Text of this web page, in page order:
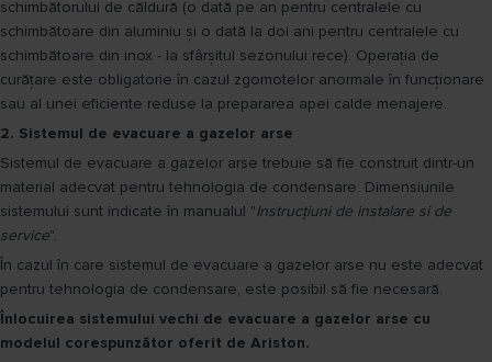
schimbătorului de căldură (o dată pe an pentru centralele cu
schimbătoare din aluminiu și o dată la doi ani pentru centralele cu
schimbătoare din inox - la sfârșitul sezonului rece). Operația de
curățare este obligatorie în cazul zgomotelor anormale în funcționare
sau al unei eficiente reduse la prepararea apei calde menajere.
2. Sistemul de evacuare a gazelor arse
Sistemul de evacuare a gazelor arse trebuie să fie construit dintr-un
material adecvat pentru tehnologia de condensare. Dimensiunile
sistemului sunt indicate în manualul "Instrucțiuni de instalare si de
service".
În cazul în care sistemul de evacuare a gazelor arse nu este adecvat
pentru tehnologia de condensare, este posibil să fie necesară.
Înlocuirea sistemului vechi de evacuare a gazelor arse cu
modelul corespunzător oferit de Ariston.